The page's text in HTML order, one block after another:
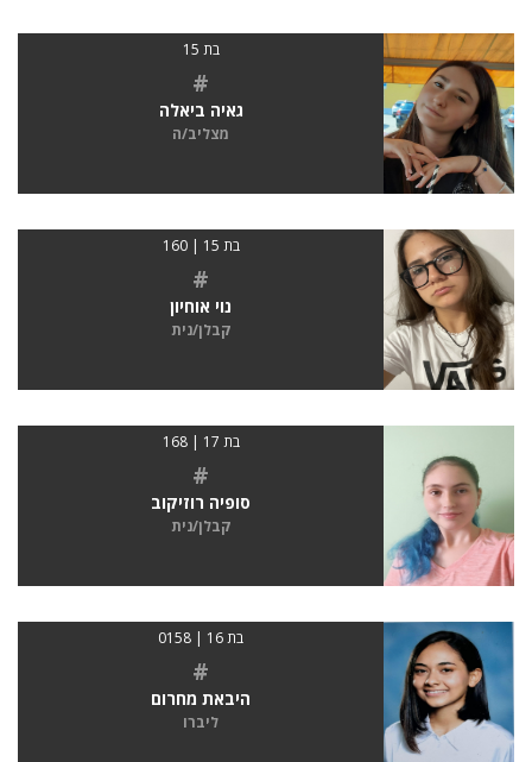
בת 15
#
גאיה ביאלה
מצליב/ה
בת 15 | 160
#
נוי אוחיון
קבלן/נית
בת 17 | 168
#
סופיה רוזיקוב
קבלן/נית
בת 16 | 0158
#
היבאת מחרום
ליברו